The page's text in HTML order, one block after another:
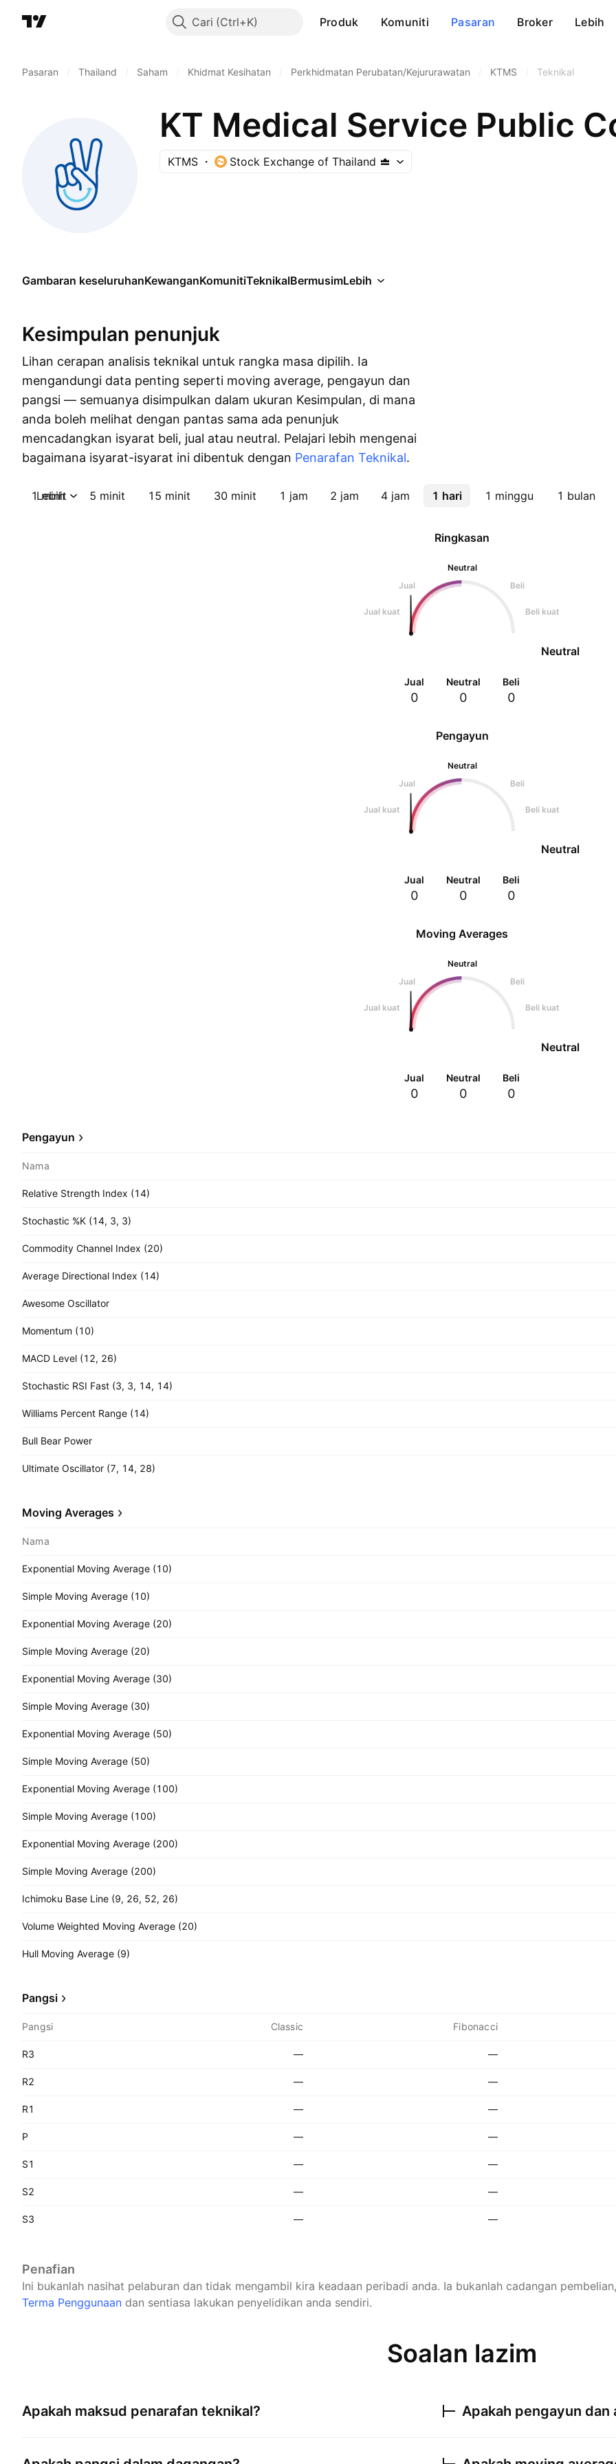
Cari Produk Komuniti Pasaran Broker Lebih
Pasaran Thailand Saham Khidmat Kesihatan Perkhidmatan Perubatan/Kejururawatan KTMS Teknikal
KT Medical Service Public
KTMS Stock Exchange of Thailand
Gambaran keseluruhanKewanganKomunitiTeknikalBermusimLebih
Kesimpulan penunjuk
Lihan cerapan analisis teknikal untuk rangka masa dipilih. Ia
mengandungi data penting seperti moving average, pengayun dan
pangsi — semuanya disimpulkan dalam ukuran Kesimpulan, di mana
anda boleh melihat dengan pantas sama ada penunjuk
mencadangkan isyarat beli, jual atau neutral. Pelajari lebih mengenai
bagaimana isyarat-isyarat ini dibentuk dengan Penarafan Teknikal.
1 minit 5 minit 15 minit 30 minit 1 jam 2 jam 4 jam 1 hari 1 minggu 1 bulan
Lebih
Pengayun
Neutral
Jual
Beli
Jual kuat Beli kuat
Neutral
Jual
0
Neutral
0
Beli
0
Ringkasan
Neutral
Jual
Beli
Jual kuat Beli kuat
Neutral
Jual
0
Neutral
0
Beli
0
Moving Averages
Neutral
Jual
Beli
Jual kuat Beli kuat
Neutral
Jual
0
Neutral
0
Beli
0
Pengayun
Nama
Relative Strength Index (14)
Stochastic %K (14, 3, 3)
Commodity Channel Index (20)
Average Directional Index (14)
Awesome Oscillator
Momentum (10)
MACD Level (12, 26)
Stochastic RSI Fast (3, 3, 14, 14)
Williams Percent Range (14)
Bull Bear Power
Ultimate Oscillator (7, 14, 28)
Moving Averages
Nama
Exponential Moving Average (10)
Simple Moving Average (10)
Exponential Moving Average (20)
Simple Moving Average (20)
Exponential Moving Average (30)
Simple Moving Average (30)
Exponential Moving Average (50)
Simple Moving Average (50)
Exponential Moving Average (100)
Simple Moving Average (100)
Exponential Moving Average (200)
Simple Moving Average (200)
Ichimoku Base Line (9, 26, 52, 26)
Volume Weighted Moving Average (20)
Hull Moving Average (9)
Pangsi
Pangsi Classic Fibonacci
R3 — —
R2 — —
R1 — —
P — —
S1 — —
S2 — —
S3 — —
Penafian
Ini bukanlah nasihat pelaburan dan tidak mengambil kira keadaan peribadi anda. Ia bukanlah cadangan
Terma Penggunaan dan sentiasa lakukan penyelidikan anda sendiri.
Soalan lazim
Apakah maksud penarafan teknikal? Apakah pengayun dan